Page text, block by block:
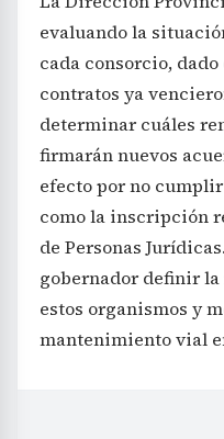
evaluando la
cada consorcio,
contratos ya
determinar cuáles
firmarán nuevos
efecto por no
como la inscripción
de Personas
gobernador definir
estos organismos y
mantenimiento vial